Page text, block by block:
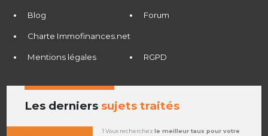
Blog Forum
Charte Immofinances.net
Mentions légales RGPD
Les derniers sujets traités
1 Vous recherchez le meilleur taux pour votre